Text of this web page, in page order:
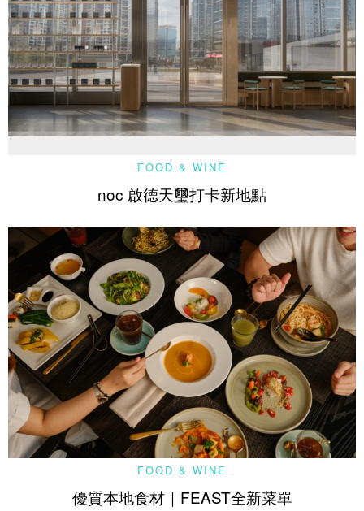
FOOD & WINE
noc 啟德天璽打卡新地點
FOOD & WINE
優質本地食材｜FEAST全新菜單